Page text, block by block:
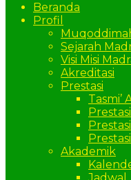
Beranda
Profil
Sejarah
Visi Misi
Akreditasi
Prestasi
Tasmi’
Akademik